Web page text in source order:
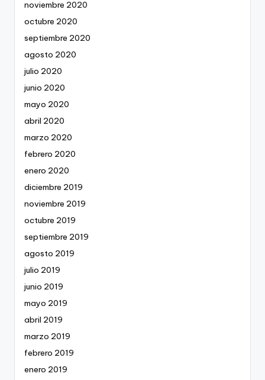
noviembre 2020
octubre 2020
septiembre 2020
agosto 2020
julio 2020
junio 2020
mayo 2020
abril 2020
marzo 2020
febrero 2020
enero 2020
diciembre 2019
noviembre 2019
octubre 2019
septiembre 2019
agosto 2019
julio 2019
junio 2019
mayo 2019
abril 2019
marzo 2019
febrero 2019
enero 2019